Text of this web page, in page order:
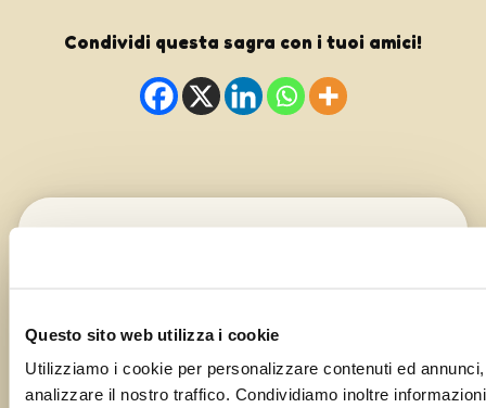
Questo sito web utilizza i cookie
Utilizziamo i cookie per personalizzare contenuti ed
analizzare il nostro traffico. Condividiamo inoltre
Condividi questa sagra con i tuoi amici!
Il tuo nome